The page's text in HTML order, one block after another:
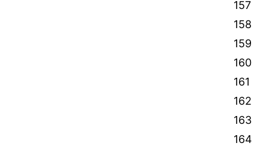
157
158
159
160
161
162
163
164